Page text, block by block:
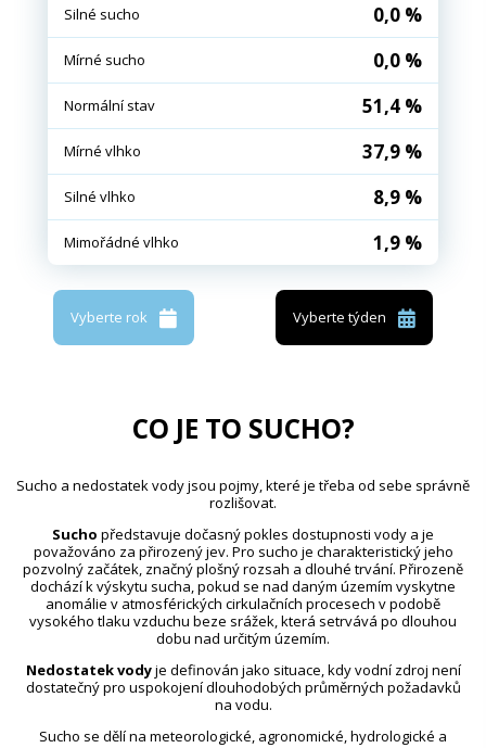
Silné sucho 0,0 %
Mírné sucho 0,0 %
Normální stav 51,4 %
Mírné vlhko 37,9 %
Silné vlhko 8,9 %
Mimořádné vlhko 1,9 %
Vyberte rok Vyberte týden
CO JE TO SUCHO?
Sucho a nedostatek vody jsou pojmy, které je třeba od sebe správně
rozlišovat.
Sucho představuje dočasný pokles dostupnosti vody a je
považováno za přirozený jev. Pro sucho je charakteristický jeho
pozvolný začátek, značný plošný rozsah a dlouhé trvání. Přirozeně
dochází k výskytu sucha, pokud se nad daným územím vyskytne
anomálie v atmosférických cirkulačních procesech v podobě
vysokého tlaku vzduchu beze srážek, která setrvává po dlouhou
dobu nad určitým územím.
Nedostatek vodyje definován jako situace, kdy vodní zdroj není
dostatečný pro uspokojení dlouhodobých průměrných požadavků
na vodu.
Sucho se dělí na meteorologické, agronomické, hydrologické a